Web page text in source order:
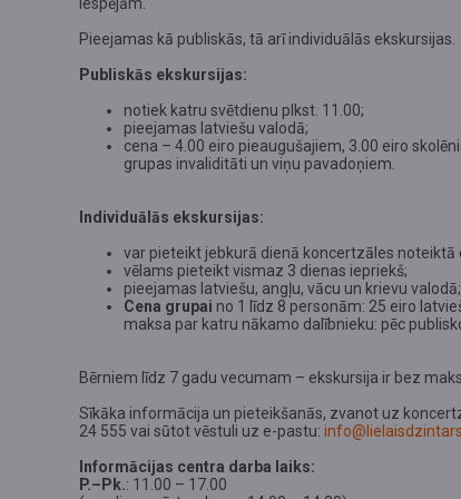
Pieejamas kā publiskās, tā arī individuālās ekskursijas.
Publiskās ekskursijas:
notiek katru svētdienu plkst. 11.00;
pieejamas latviešu valodā;
cena – 4.00 eiro pieaugušajiem, 3.00 eiro
grupas invaliditāti un viņu pavadoņiem.
Individuālās ekskursijas:
var pieteikt jebkurā dienā koncertzāles noteiktā
vēlams pieteikt vismaz 3 dienas iepriekš;
pieejamas latviešu, angļu, vācu un krievu valodā;
Cena grupai no 1 līdz 8 personām: 25 eiro
maksa par katru nākamo dalībnieku: pēc
Bērniem līdz 7 gadu vecumam – ekskursija ir bez
Sīkāka informācija un pieteikšanās, zvanot uz
24 555 vai sūtot vēstuli uz e-pastu:
Informācijas centra darba laiks:
P.–Pk.: 11.00 – 17.00